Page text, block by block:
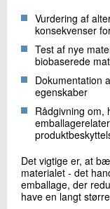
Vurdering af
konsekvenser
Test af nye
biobaserede
Dokumentation
egenskaber
Rådgivning om,
Det vigtige er, at
materialet - det
emballage, der
have en langt